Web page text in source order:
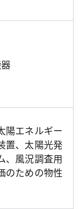
陽エネルギー
置、太陽光発
、風況調査用
のための物性